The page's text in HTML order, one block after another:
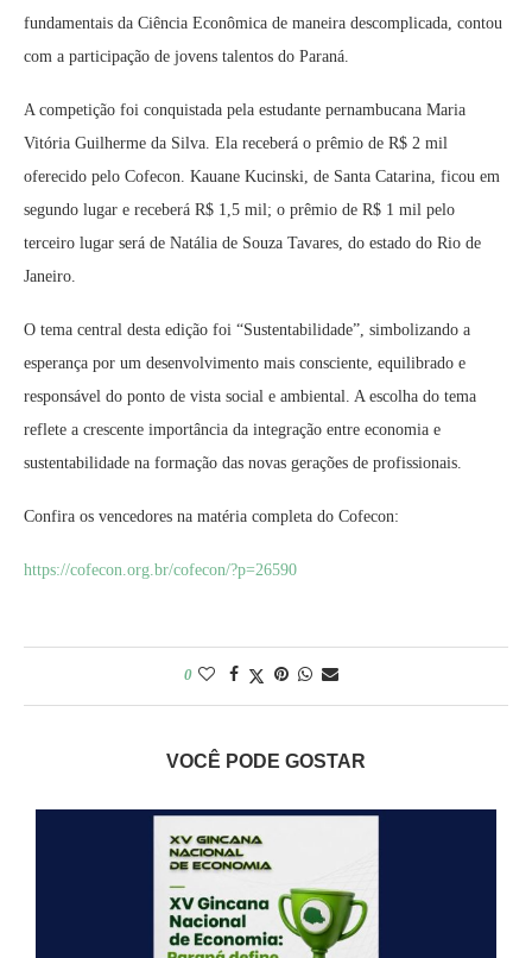
fundamentais da Ciência Econômica de maneira descomplicada, contou
com a participação de jovens talentos do Paraná.
A competição foi conquistada pela estudante pernambucana Maria
Vitória Guilherme da Silva. Ela receberá o prêmio de R$ 2 mil
oferecido pelo Cofecon. Kauane Kucinski, de Santa Catarina, ficou em
segundo lugar e receberá R$ 1,5 mil; o prêmio de R$ 1 mil pelo
terceiro lugar será de Natália de Souza Tavares, do estado do Rio de
Janeiro.
O tema central desta edição foi “Sustentabilidade”, simbolizando a
esperança por um desenvolvimento mais consciente, equilibrado e
responsável do ponto de vista social e ambiental. A escolha do tema
reflete a crescente importância da integração entre economia e
sustentabilidade na formação das novas gerações de profissionais.
Confira os vencedores na matéria completa do Cofecon:
https://cofecon.org.br/cofecon/?p=26590
0
VOCÊ PODE GOSTAR